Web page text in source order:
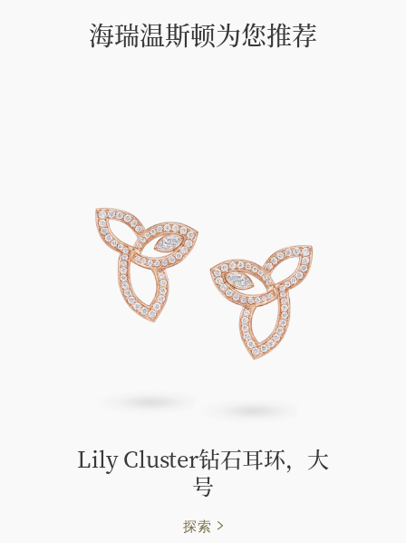
海瑞温斯顿为您推荐
Lily Cluster钻石耳环，大
号
探索